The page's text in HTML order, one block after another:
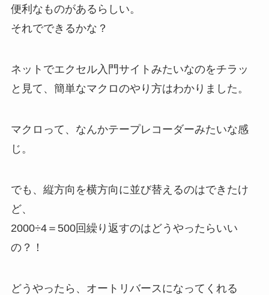
便利なものがあるらしい。
それでできるかな？
ネットでエクセル入門サイトみたいなのをチラッ
と見て、簡単なマクロのやり方はわかりました。
マクロって、なんかテープレコーダーみたいな感
じ。
でも、縦方向を横方向に並び替えるのはできたけ
ど、
2000÷4＝500回繰り返すのはどうやったらいい
の？！
どうやったら、オートリバースになってくれる